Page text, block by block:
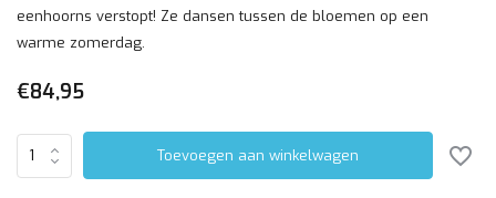
eenhoorns verstopt! Ze dansen tussen de bloemen op een
warme zomerdag.
€84,95
Toevoegen aan winkelwagen